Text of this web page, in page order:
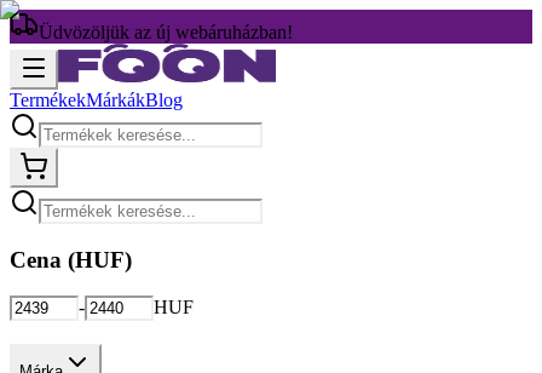
Üdvözöljük az új webáruházban!
TermékekMárkákBlog
Cena (HUF)
- HUF